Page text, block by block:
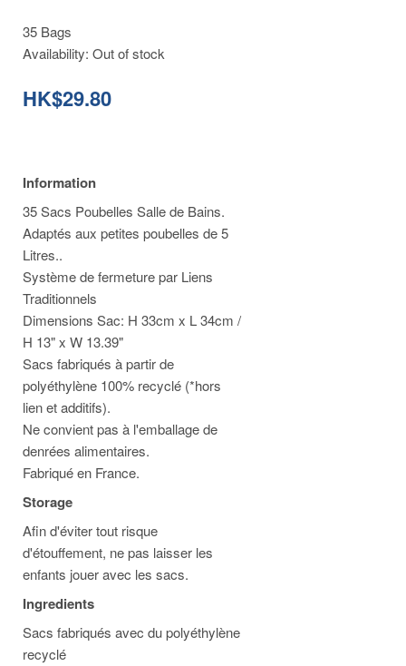
35 Bags
Availability: Out of stock
HK$29.80
Information
35 Sacs Poubelles Salle de Bains.
Adaptés aux petites poubelles de 5
Litres..
Système de fermeture par Liens
Traditionnels
Dimensions Sac: H 33cm x L 34cm /
H 13" x W 13.39"
Sacs fabriqués à partir de
polyéthylène 100% recyclé (*hors
lien et additifs).
Ne convient pas à l'emballage de
denrées alimentaires.
Fabriqué en France.
Storage
Afin d'éviter tout risque
d'étouffement, ne pas laisser les
enfants jouer avec les sacs.
Ingredients
Sacs fabriqués avec du polyéthylène
recyclé